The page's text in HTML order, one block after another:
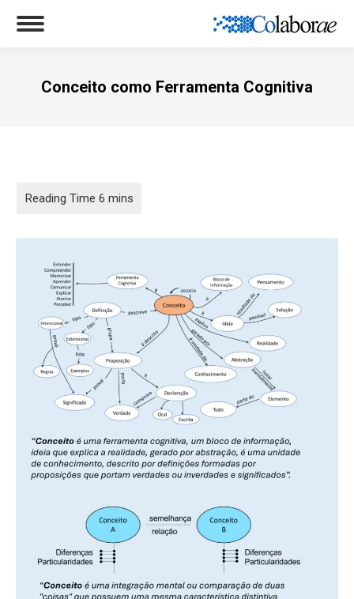
Conceito como Ferramenta Cognitiva